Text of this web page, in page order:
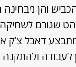
והן
שגורם
דאבל צ’ק
לעבודה